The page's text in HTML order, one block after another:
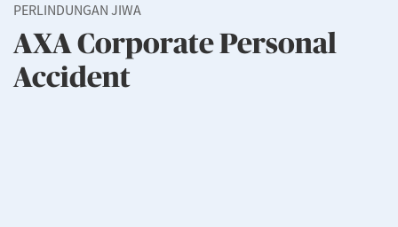
PERLINDUNGAN JIWA
AXA Corporate Personal
Accident